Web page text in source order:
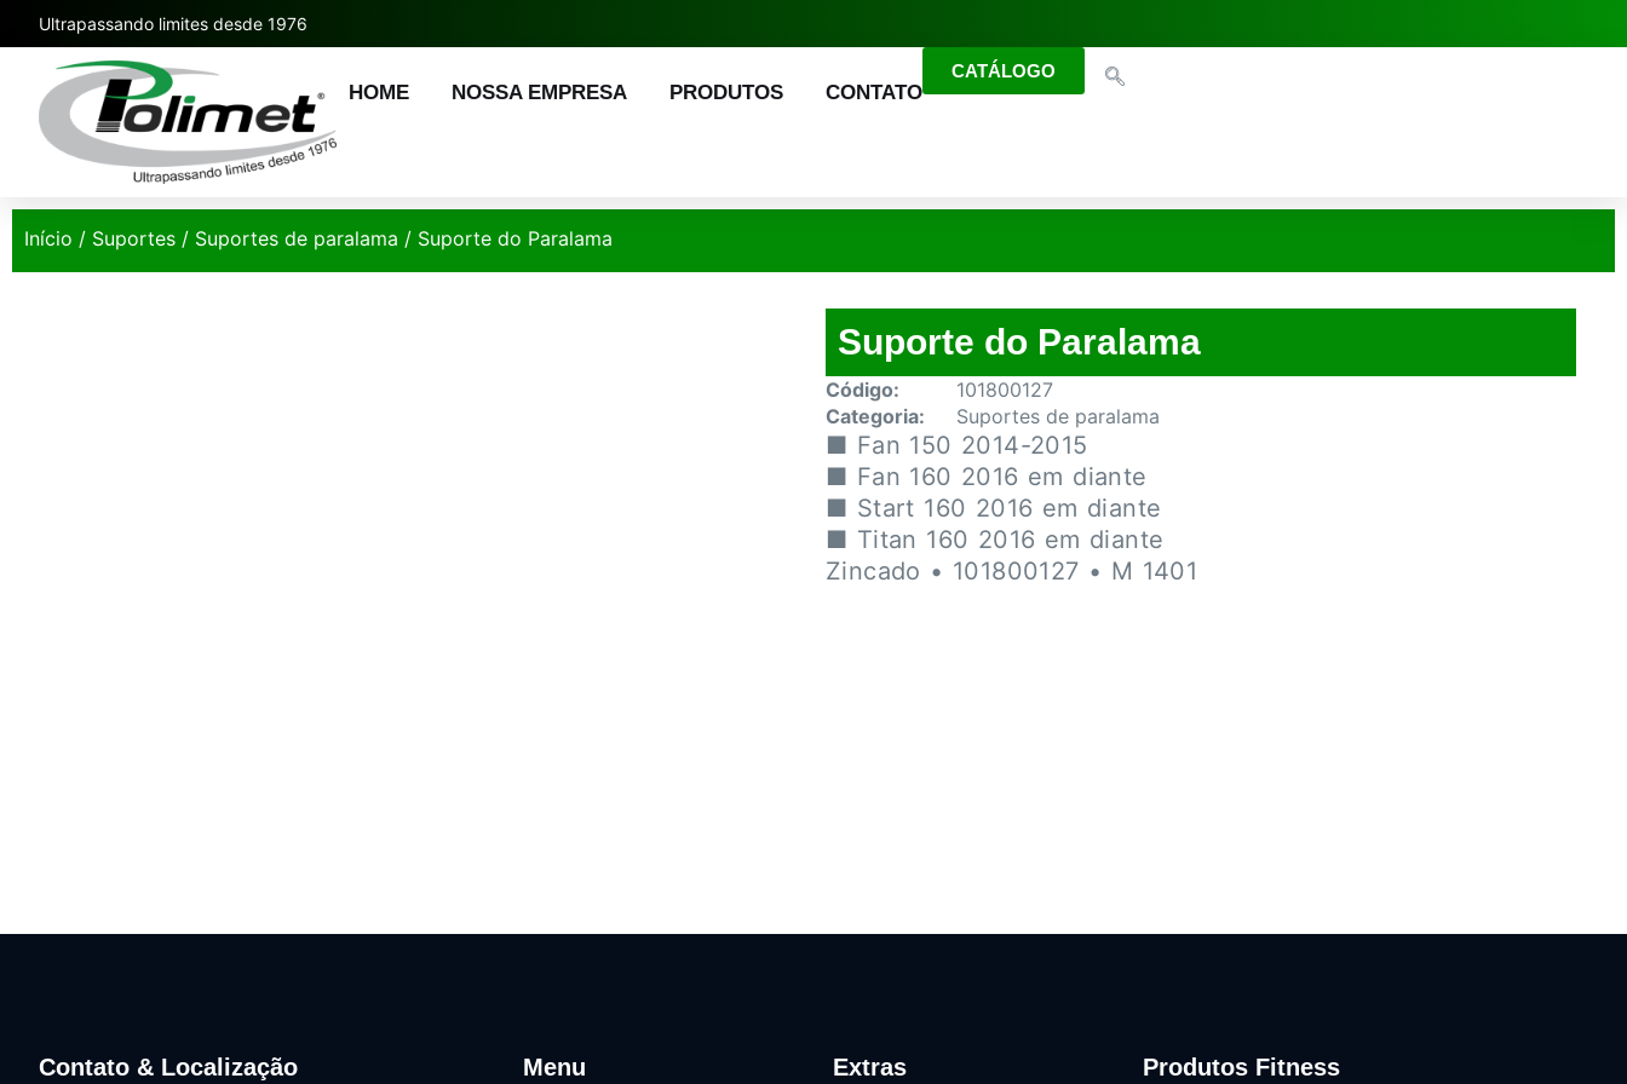
Ultrapassando limites desde 1976
HOME NOSSA EMPRESA PRODUTOS CONTATO
CATÁLOGO
Início / Suportes / Suportes de paralama / Suporte do Paralama
Suporte do Paralama
Código:
101800127
Categoria:
Suportes de paralama
■ Fan 150 2014-2015
■ Fan 160 2016 em diante
■ Start 160 2016 em diante
■ Titan 160 2016 em diante
Zincado • 101800127 • M 1401
Contato & Localização Menu Extras Produtos Fitness